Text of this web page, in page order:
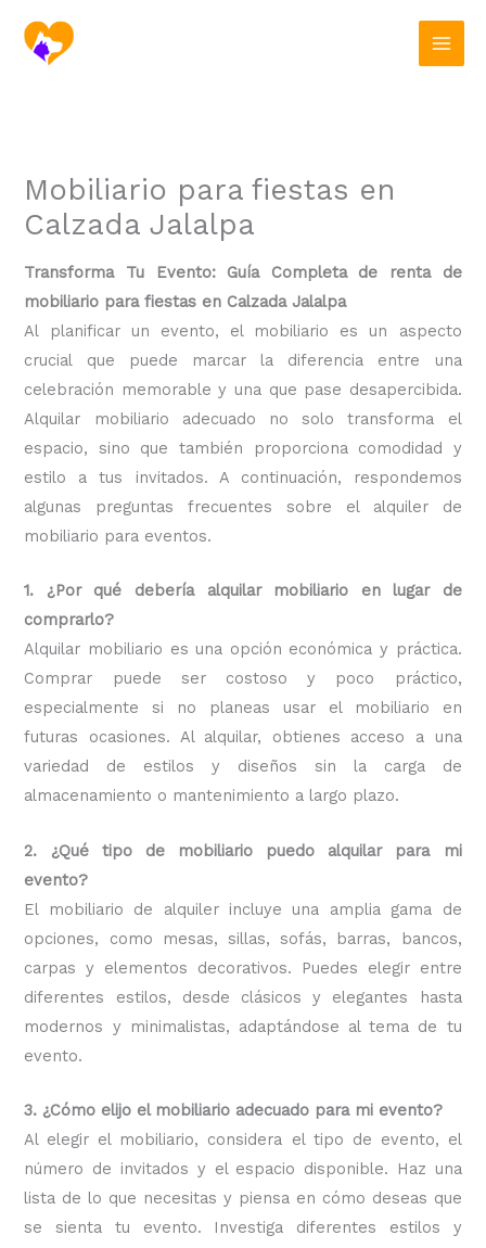
contenido
Mobiliario para fiestas en
Calzada Jalalpa
Transforma Tu Evento: Guía Completa de renta de
mobiliario para fiestas en Calzada Jalalpa
Al planificar un evento, el mobiliario es un aspecto
crucial que puede marcar la diferencia entre una
celebración memorable y una que pase desapercibida.
Alquilar mobiliario adecuado no solo transforma el
espacio, sino que también proporciona comodidad y
estilo a tus invitados. A continuación, respondemos
algunas preguntas frecuentes sobre el alquiler de
mobiliario para eventos.
1. ¿Por qué debería alquilar mobiliario en lugar de
comprarlo?
Alquilar mobiliario es una opción económica y práctica.
Comprar puede ser costoso y poco práctico,
especialmente si no planeas usar el mobiliario en
futuras ocasiones. Al alquilar, obtienes acceso a una
variedad de estilos y diseños sin la carga de
almacenamiento o mantenimiento a largo plazo.
2. ¿Qué tipo de mobiliario puedo alquilar para mi
evento?
El mobiliario de alquiler incluye una amplia gama de
opciones, como mesas, sillas, sofás, barras, bancos,
carpas y elementos decorativos. Puedes elegir entre
diferentes estilos, desde clásicos y elegantes hasta
modernos y minimalistas, adaptándose al tema de tu
evento.
3. ¿Cómo elijo el mobiliario adecuado para mi evento?
Al elegir el mobiliario, considera el tipo de evento, el
número de invitados y el espacio disponible. Haz una
lista de lo que necesitas y piensa en cómo deseas que
se sienta tu evento. Investiga diferentes estilos y